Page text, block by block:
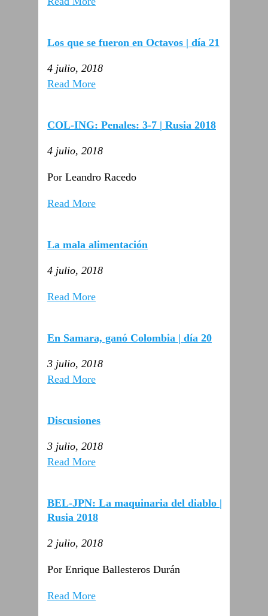
Los que se fueron en Octavos | día 21
4 julio, 2018
Read More
COL-ING: Penales: 3-7 | Rusia 2018
4 julio, 2018
Por Leandro Racedo
Read More
La mala alimentación
4 julio, 2018
Read More
En Samara, ganó Colombia | día 20
3 julio, 2018
Read More
Discusiones
3 julio, 2018
Read More
BEL-JPN: La maquinaria del diablo |
Rusia 2018
2 julio, 2018
Por Enrique Ballesteros Durán
Read More